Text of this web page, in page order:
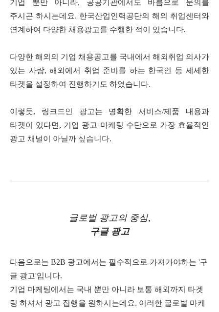
기업 뿐만 아니라, 공공기관에서도 바름으로 문의를
주시곤 하시는데요. 한국산업인력공단의 해외 취업센터와
연계하여 다양한 채용광고를 수행한 적이 있습니다.
다양한 해외의 기업 채용공고를 국내에서 해외취업 의사가
있는 사람, 해외에서 취업 준비를 하는 한국인 등 세세한
타겟을 설정하여 진행하기도 하였습니다.
이렇듯, 링크드인 광고는 명확한 서비스/제품 내용과
타겟이 있다면 , 기업 광고 마케팅 수단으로 가장 효율적인
광고 채널이 아닐까 싶습니다.
글로벌 광고의 중심,
구글 광고
다음으로는 B2B 광고에서는 필수적으로 가져가야하는 '구
글 광고'입니다.
기업 마케팅에서는 국내 뿐만 아니라 보통 해외까지 타겟
팅 하셔서 광고 집행을 원하시는데요. 이러한 글로벌 마케